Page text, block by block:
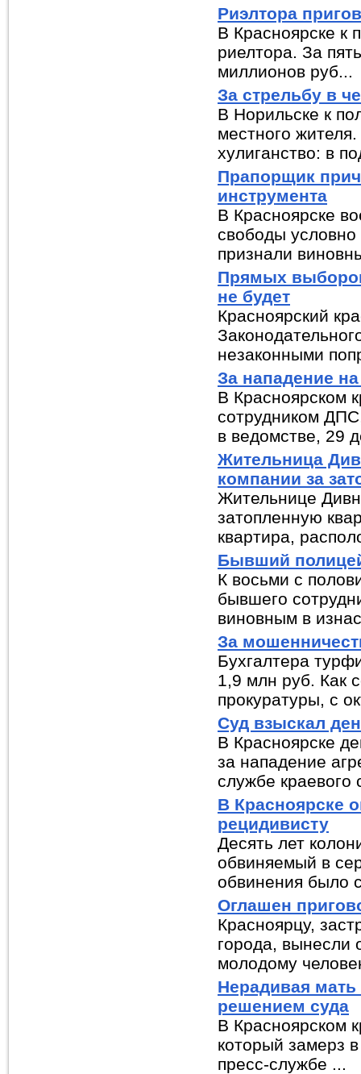
Риэлтора
В Красноярске к
риелтора. За
миллионов руб...
За стрельбу в
В Норильске к
местного
хулиганство: в
Прапорщик
инструмента
В Красноярске
свободы
признали
Прямых
не будет
Красноярский
незаконными
За нападение
В Красноярском
сотрудником
в ведомстве, 29
Жительница
компании за
Жительнице
затопленную
квартира,
Бывший
К восьми с
бывшего
виновным в
За
Бухгалтера
1,9 млн руб. Как
прокуратуры, с
Суд взыскал
В Красноярске
за нападение
службе краевого
В Красноярске
рецидивисту
Десять лет
обвиняемый в
обвинения было
Оглашен
Красноярцу,
города, вынесли
молодому
Нерадивая мать
решением суда
В Красноярском
который замерз
пресс-службе ...